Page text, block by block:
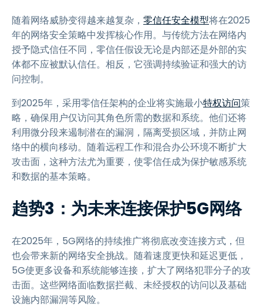
随着网络威胁变得越来越复杂， 零信任安全模型将在2025
年的网络安全策略中发挥核心作用。与传统方法在网络内
授予隐式信任不同，零信任假设无论是内部还是外部的实
体都不应被默认信任。相反，它强调持续验证和强大的访
问控制。
到2025年，采用零信任架构的企业将实施最小特权访问策
略，确保用户仅访问其角色所需的数据和系统。他们还将
利用微分段来遏制潜在的漏洞，隔离受损区域，并防止网
络中的横向移动。随着远程工作和混合办公环境不断扩大
攻击面，这种方法尤为重要，使零信任成为保护敏感系统
和数据的基本策略。
趋势3：为未来连接保护5G网络
在2025年，5G网络的持续推广将彻底改变连接方式，但
也会带来新的网络安全挑战。随着速度更快和延迟更低，
5G使更多设备和系统能够连接，扩大了网络犯罪分子的攻
击面。这些网络面临数据拦截、未经授权的访问以及基础
设施内部漏洞等风险。